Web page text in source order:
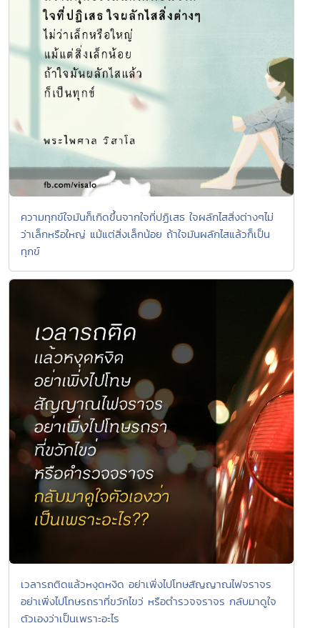
ความทุกข์ใจมันก็เกิดขึ้นจากใจที่ปฏิเสธ ใจผลักไสสิ่งต่างๆไม่
ว่าเล็กหรือใหญ่ แม้แต่สิ่งเล็กน้อย ถ้าใจมันผลักไสแล้วก็เป็น
ทุกข์
เวลารถติดแล้วหงุดหงิด อย่าเพิ่งไปโทษสัญญาณไฟจราจร
อย่าเพิ่งไปโทษรถราที่ขวักไขว่ หรือตำรวจจราจร กลับมาดูใจ
ตัวเองว่าเป็นเพราะอะไร